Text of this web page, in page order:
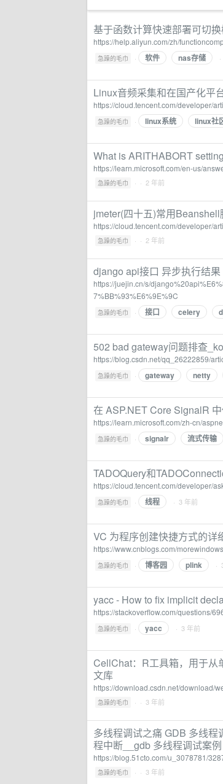
基于函数计算快速部署可切
https://help.aliyun.com/zh/
急躁的毛巾 · 软件 nas存储
Linux音频采集和在国产化平
https://cloud.tencent.com/developer/
急躁的毛巾 · linux系统 linux社
What is ARITHABORT
https://learn.microsoft.com/en-us/
急躁的毛巾 · · 2 年前
jmeter(四十五)常用
https://cloud.tencent.com/developer/
急躁的毛巾 · · 2 年前
django api接口 异步执行结果
https://juejin.cn/s/
7%BB%93%E6%9E%9C
急躁的毛巾 · 接口 celery
502 bad gateway问题排查
https://blog.csdn.net/qq_26222859/
急躁的毛巾 · gateway netty
在 ASP.NET Core SignalR
https://learn.microsoft.com/zh-cn/
急躁的毛巾 · signalr 流式传输
TADOQuery和
https://cloud.tencent.com/developer/
急躁的毛巾 · 线程 · 3 年前
VC 为程序创建快捷方式的详
https://www.cnblogs.com/
急躁的毛巾 · 博客园 plink ·
yacc - How to fix implicit
https://stackoverflow.com/questions/
急躁的毛巾 · yacc · 3 年前
CellChat：R工具箱，用于从
文库
https://download.csdn.net/download/
急躁的毛巾 · · 3 年前
多线程调试之痛 GDB 多线
程中断__gdb 多线程调试案例
https://blog.51cto.com/u_3078781/
急躁的毛巾 · · 3 年前